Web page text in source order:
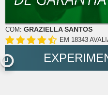
COM: GRAZIELLA SANTOS
EM 18343